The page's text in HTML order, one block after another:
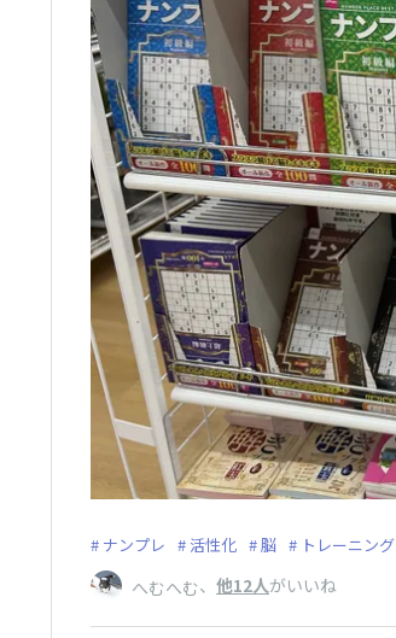
ナンプレ 活性化 脳 トレーニング
へむへむ、 他12人がいいね